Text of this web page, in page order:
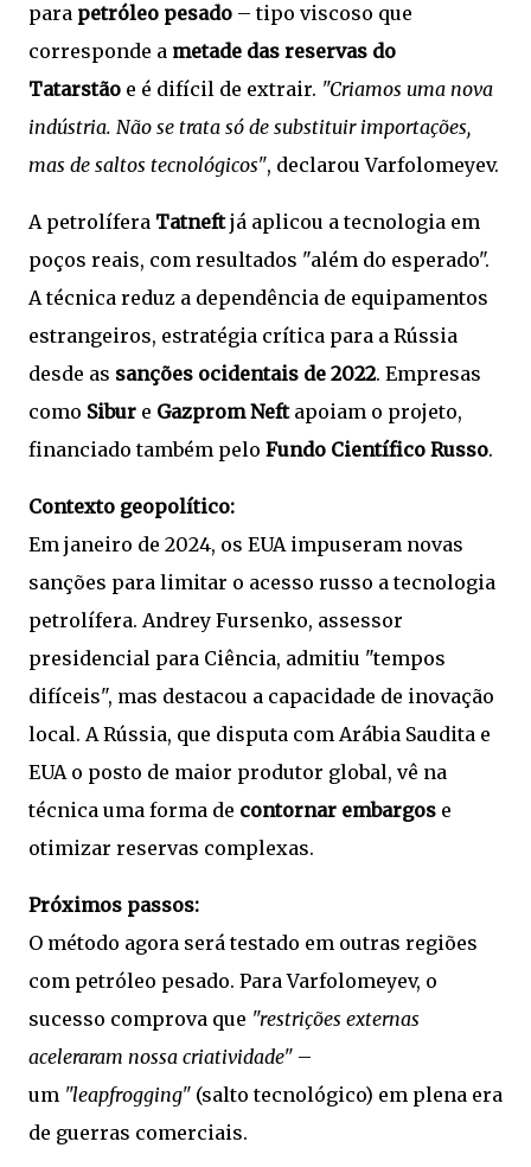
para petróleo pesado – tipo viscoso que
corresponde a metade das reservas do
Tatarstão e é difícil de extrair. "Criamos uma nova
indústria. Não se trata só de substituir importações,
mas de saltos tecnológicos", declarou Varfolomeyev.
A petrolífera Tatneftjá aplicou a tecnologia em
poços reais, com resultados "além do esperado".
A técnica reduz a dependência de equipamentos
estrangeiros, estratégia crítica para a Rússia
desde as sanções ocidentais de 2022. Empresas
como Sibur e Gazprom Neftapoiam o projeto,
financiado também pelo Fundo Científico Russo.
Contexto geopolítico:
Em janeiro de 2024, os EUA impuseram novas
sanções para limitar o acesso russo a tecnologia
petrolífera. Andrey Fursenko, assessor
presidencial para Ciência, admitiu "tempos
difíceis", mas destacou a capacidade de inovação
local. A Rússia, que disputa com Arábia Saudita e
EUA o posto de maior produtor global, vê na
técnica uma forma de contornar embargos e
otimizar reservas complexas.
Próximos passos:
O método agora será testado em outras regiões
com petróleo pesado. Para Varfolomeyev, o
sucesso comprova que "restrições externas
aceleraram nossa criatividade" –
um "leapfrogging" (salto tecnológico) em plena era
de guerras comerciais.